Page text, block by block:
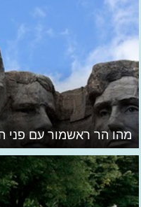
מהו הר ראשמור עם פני